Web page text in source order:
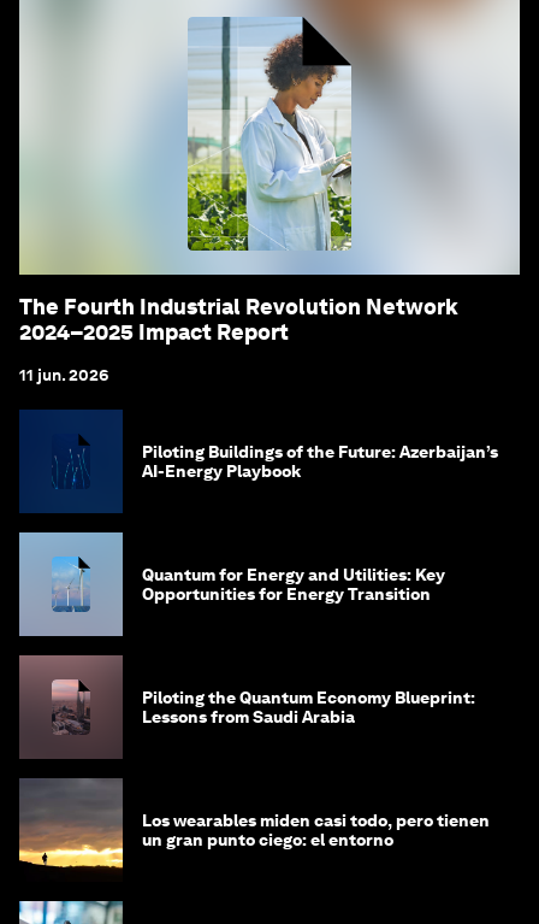
The Fourth Industrial Revolution Network
2024–2025 Impact Report
11 jun. 2026
Piloting Buildings of the Future: Azerbaijan’s
AI-Energy Playbook
Quantum for Energy and Utilities: Key
Opportunities for Energy Transition
Piloting the Quantum Economy Blueprint:
Lessons from Saudi Arabia
Los wearables miden casi todo, pero tienen
un gran punto ciego: el entorno